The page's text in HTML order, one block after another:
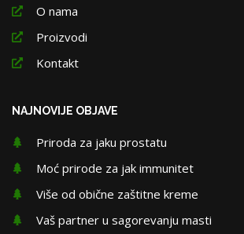
O nama
Proizvodi
Kontakt
NAJNOVIJE OBJAVE
Priroda za jaku prostatu
Moć prirode za jak immunitet
Više od obične zaštitne kreme
Vaš partner u sagorevanju masti